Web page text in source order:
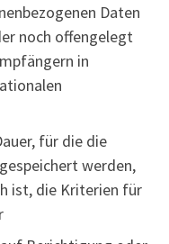
Daten
noch offengelegt
in
für die die
werden,
ist, die Kriterien für